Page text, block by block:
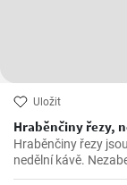
Uložit
Hraběnčiny řezy,
Hraběnčiny řezy
nedělní kávě.
příprava zabere